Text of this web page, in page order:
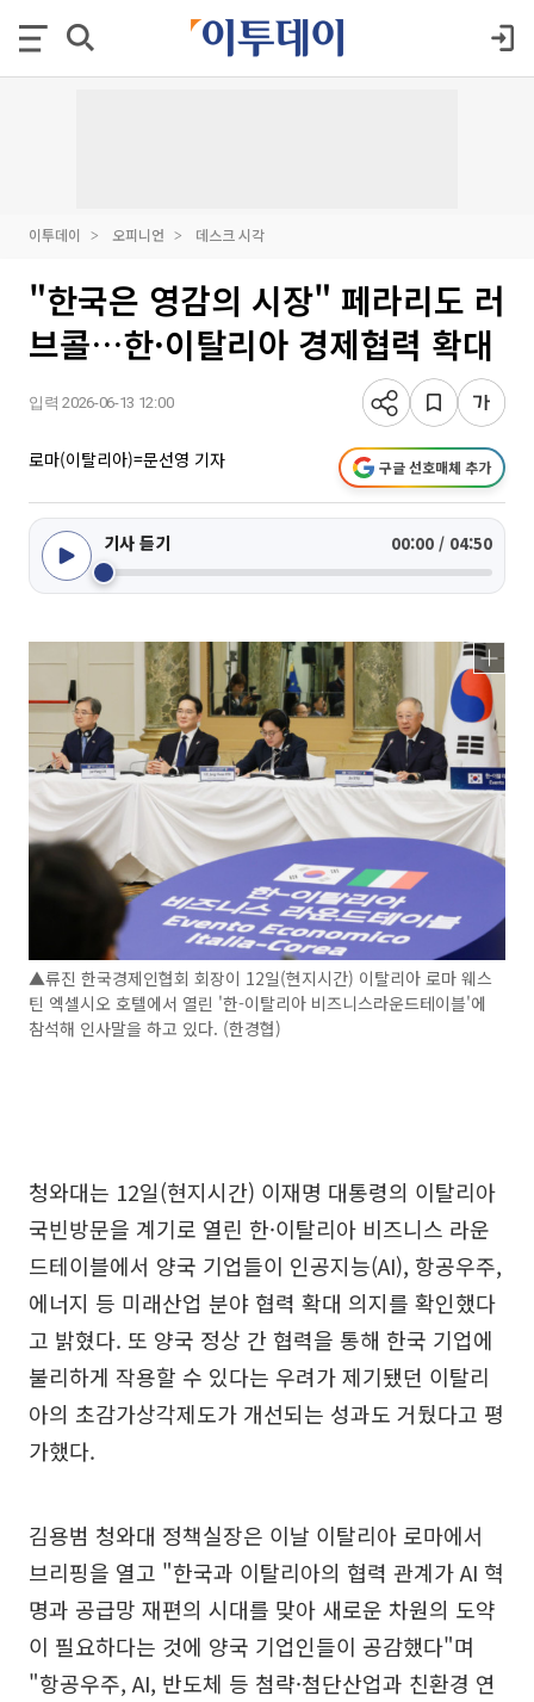
이투데이 오피니언 데스크 시각
"한국은 영감의 시장" 페라리도 러
브콜…한·이탈리아 경제협력 확대
입력 2026-06-13 12:00
로마(이탈리아)=문선영 기자 구글 선호매체 추가
기사 듣기 00:00 / 04:50
▲류진 한국경제인협회 회장이 12일(현지시간) 이탈리아 로마 웨스
틴 엑셀시오 호텔에서 열린 '한-이탈리아 비즈니스라운드테이블'에
참석해 인사말을 하고 있다. (한경협)
청와대는 12일(현지시간) 이재명 대통령의 이탈리아
국빈방문을 계기로 열린 한·이탈리아 비즈니스 라운
드테이블에서 양국 기업들이 인공지능(AI), 항공우주,
에너지 등 미래산업 분야 협력 확대 의지를 확인했다
고 밝혔다. 또 양국 정상 간 협력을 통해 한국 기업에
불리하게 작용할 수 있다는 우려가 제기됐던 이탈리
아의 초감가상각제도가 개선되는 성과도 거뒀다고 평
가했다.
김용범 청와대 정책실장은 이날 이탈리아 로마에서
브리핑을 열고 "한국과 이탈리아의 협력 관계가 AI 혁
명과 공급망 재편의 시대를 맞아 새로운 차원의 도약
이 필요하다는 것에 양국 기업인들이 공감했다"며
"항공우주, AI, 반도체 등 첨략·첨단산업과 친환경 연